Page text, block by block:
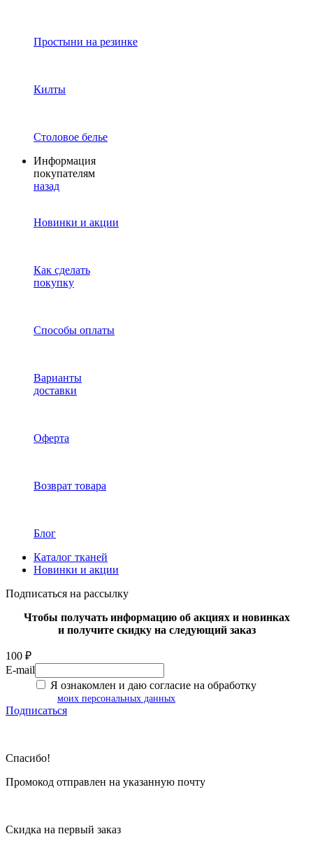
Простыни на резинке
Килты
Столовое белье
Информация
покупателям
назад
Новинки и акции
Как сделать
покупку
Способы оплаты
Варианты
доставки
Оферта
Возврат товара
Блог
Каталог тканей
Новинки и акции
Подписаться на рассылку
Чтобы получать информацию об акциях и новинках
и получите скидку на следующий заказ
100 ₽
E-mail
Я ознакомлен и даю согласие на обработку
моих персональных данных
Подписаться
Спасибо!
Промокод отправлен на указанную почту
Скидка на первый заказ